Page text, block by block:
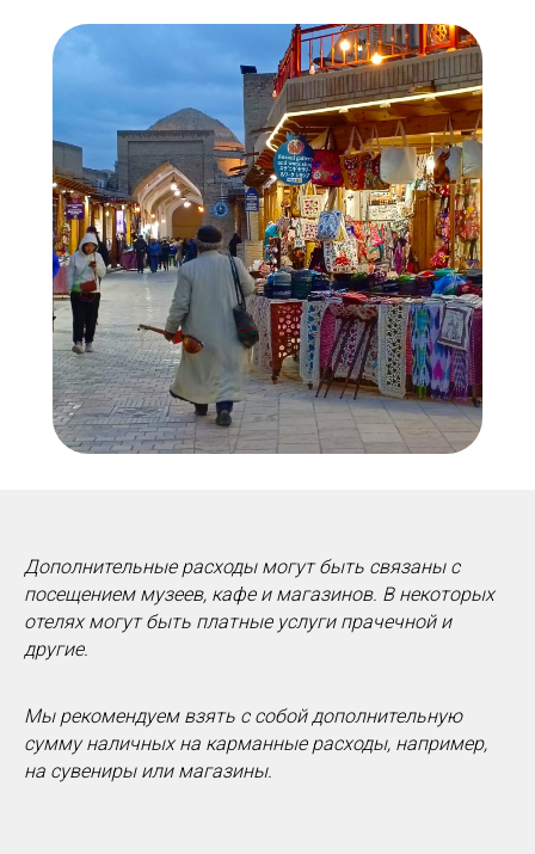
Дополнительные расходы могут быть связаны с
посещением музеев, кафе и магазинов. В некоторых
отелях могут быть платные услуги прачечной и
другие.
Мы рекомендуем взять с собой дополнительную
сумму наличных на карманные расходы, например,
на сувениры или магазины.